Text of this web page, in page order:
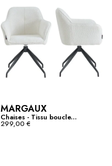
MARGAUX
Chaises - Tissu boucle...
299,00 €